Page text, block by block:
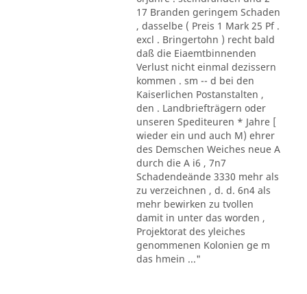
17 Branden geringem Schaden
, dasselbe ( Preis 1 Mark 25 Pf .
excl . Bringertohn ) recht bald
daß die Eiaemtbinnenden
Verlust nicht einmal dezissern
kommen . sm -- d bei den
Kaiserlichen Postanstalten ,
den . Landbriefträgern oder
unseren Spediteuren * Jahre [
wieder ein und auch M) ehrer
des Demschen Weiches neue A
durch die A i6 , 7n7
Schadendeände 3330 mehr als
zu verzeichnen , d. d. 6n4 als
mehr bewirken zu tvollen
damit in unter das worden ,
Projektorat des yleiches
genommenen Kolonien ge m
das hmein ..."